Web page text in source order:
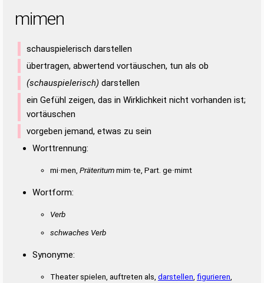
mimen
schauspielerisch darstellen
übertragen, abwertend vortäuschen, tun als ob
(schauspielerisch) darstellen
ein Gefühl zeigen, das in Wirklichkeit nicht vorhanden ist;
vortäuschen
vorgeben jemand, etwas zu sein
Worttrennung:
mi·men, Präteritummim·te, Part. ge·mimt
Wortform:
Verb
schwaches Verb
Synonyme:
Theater spielen, auftreten als, darstellen figurieren